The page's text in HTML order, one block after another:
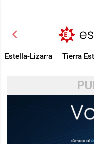
chevron_left
Estella-Lizarra Tierra